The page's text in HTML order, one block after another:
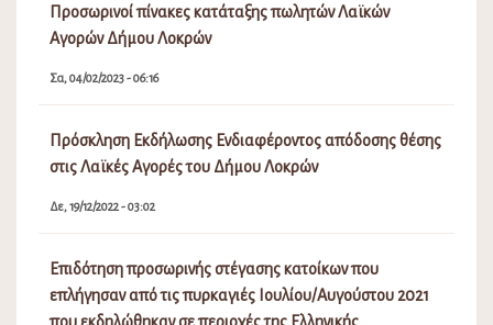
Προσωρινοί πίνακες κατάταξης πωλητών Λαϊκών
Αγορών Δήμου Λοκρών
Σα, 04/02/2023 - 06:16
Πρόσκληση Εκδήλωσης Ενδιαφέροντος απόδοσης θέσης
στις Λαϊκές Αγορές του Δήμου Λοκρών
Δε, 19/12/2022 - 03:02
Επιδότηση προσωρινής στέγασης κατοίκων που
επλήγησαν από τις πυρκαγιές Ιουλίου/Αυγούστου 2021